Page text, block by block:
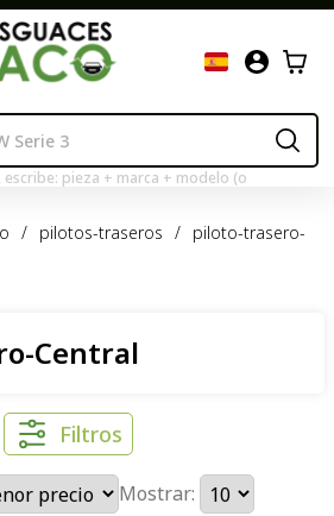
escribe: pieza + marca + modelo (o
/ pilotos-traseros / piloto-trasero-
Central
Filtros
Mostrar: